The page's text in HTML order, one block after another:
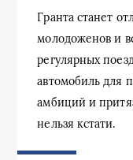
Гранта станет
молодоженов и
регулярных
автомобиль для
амбиций и
нельзя кстати.